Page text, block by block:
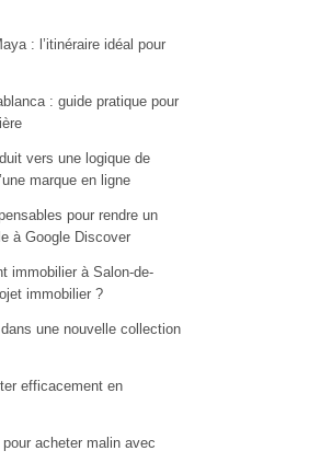
: l’itinéraire idéal pour
: guide pratique pour
vers une logique de
marque en ligne
pour rendre un
à Google Discover
immobilier à Salon-de-
immobilier ?
une nouvelle collection
efficacement en
acheter malin avec